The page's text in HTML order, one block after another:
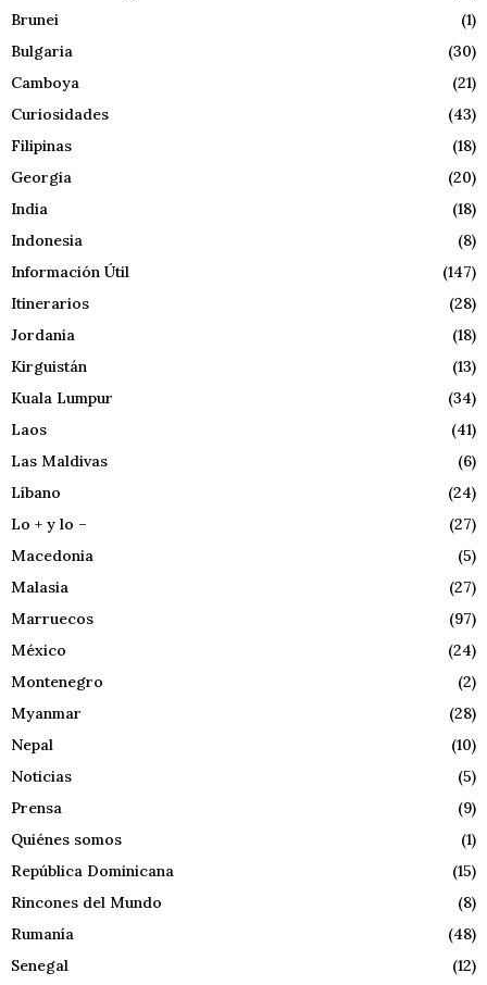
Brunei
(1)
Bulgaria
(30)
Camboya
(21)
Curiosidades
(43)
Filipinas
(18)
Georgia
(20)
India
(18)
Indonesia
(8)
Información Útil
(147)
Itinerarios
(28)
Jordania
(18)
Kirguistán
(13)
Kuala Lumpur
(34)
Laos
(41)
Las Maldivas
(6)
Líbano
(24)
Lo + y lo –
(27)
Macedonia
(5)
Malasia
(27)
Marruecos
(97)
México
(24)
Montenegro
(2)
Myanmar
(28)
Nepal
(10)
Noticias
(5)
Prensa
(9)
Quiénes somos
(1)
República Dominicana
(15)
Rincones del Mundo
(8)
Rumanía
(48)
Senegal
(12)